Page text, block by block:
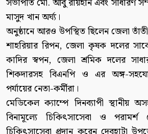
মাসুদ খান অর্ঘ্য।
অনুষ্ঠানে আরও উপস্থিত ছিলেন জেলা
শাহরিয়ার রিপন, জেলা কৃষক দলের
কাদির স্বপন, জেলা শ্রমিক দলের
শিকদারসহ বিএনপি ও এর অঙ্গ-
পর্যায়ের নেতা-কর্মীরা।
মেডিকেল ক্যাম্পে দিনব্যাপী স্থানীয়
বিনামূল্যে চিকিৎসাসেবা ও